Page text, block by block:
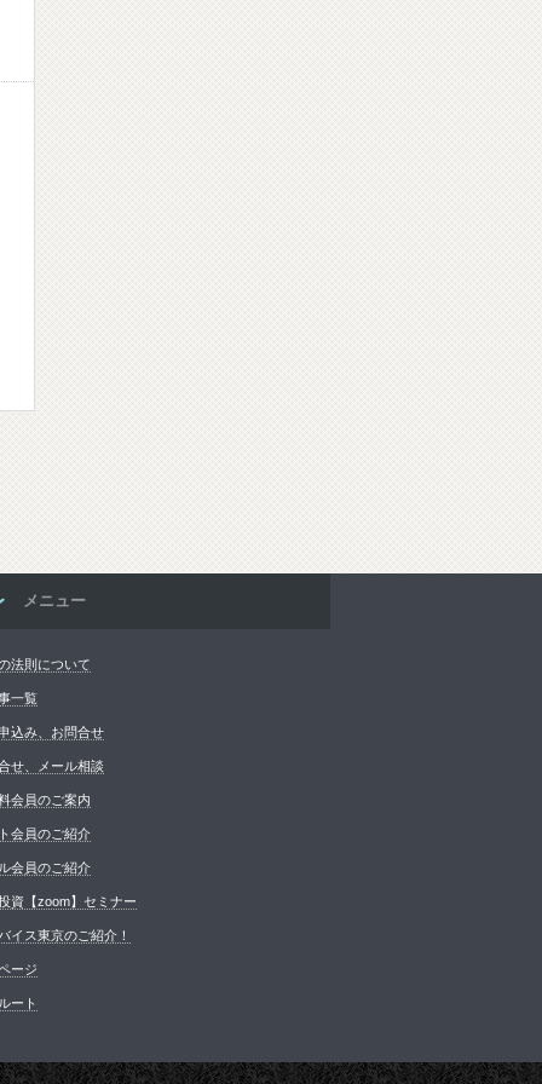
メニュー
法則について
一覧
込み、お問合せ
せ、メール相談
会員のご案内
会員のご紹介
会員のご紹介
資【zoom】セミナー
イス東京のご紹介！
ージ
ート